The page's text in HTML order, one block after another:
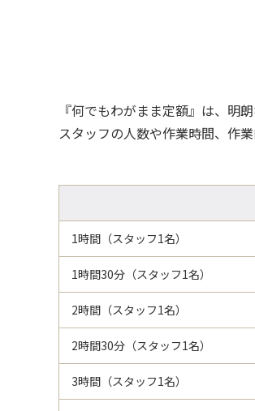
『何でもわがまま定額』は、明
スタッフの人数や作業時間、作
1時間（スタッフ1名）
1時間30分（スタッフ1名）
2時間（スタッフ1名）
2時間30分（スタッフ1名）
3時間（スタッフ1名）